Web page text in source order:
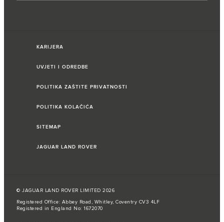
KARIJERA
UVJETI I ODREDBE
POLITIKA ZAŠTITE PRIVATNOSTI
POLITIKA KOLAČIĆA
SITEMAP
JAGUAR LAND ROVER
© JAGUAR LAND ROVER LIMITED 2026
Registered Office: Abbey Road, Whitley, Coventry CV3 4LF
Registered in England No: 1672070